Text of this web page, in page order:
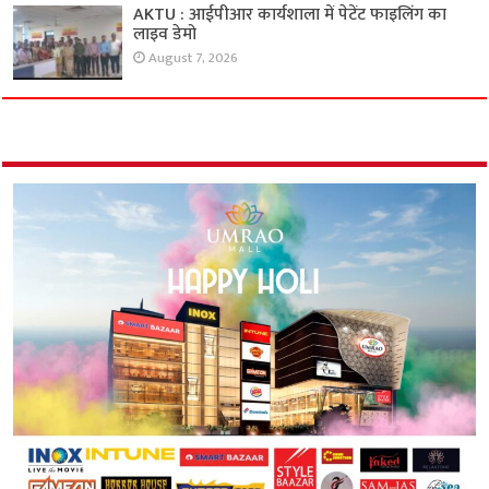
AKTU : आईपीआर कार्यशाला में पेटेंट फाइलिंग का
लाइव डेमो
August 7, 2026